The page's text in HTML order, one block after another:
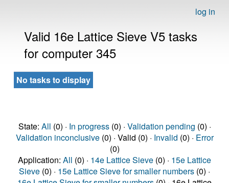
log in
Valid 16e Lattice Sieve V5 tasks
for computer 345
No tasks to display
State: All (0) · In progress(0) · Validation pending (0) ·
Validation inconclusive(0) · Valid (0) · Invalid (0) · Error
(0)
Application: All (0) · 14e Lattice Sieve (0) · 15e Lattice
Sieve (0) · 15e Lattice Sieve for smaller numbers (0) ·